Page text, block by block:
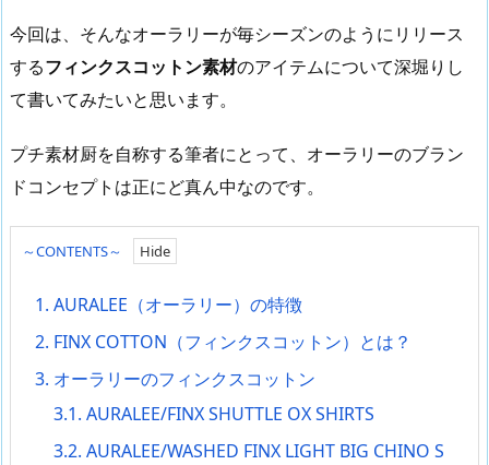
今回は、そんなオーラリーが毎シーズンのようにリリース
するフィンクスコットン素材のアイテムについて深堀りし
て書いてみたいと思います。
プチ素材厨を自称する筆者にとって、オーラリーのブラン
ドコンセプトは正にど真ん中なのです。
～CONTENTS～
1. AURALEE（オーラリー）の特徴
2. FINX COTTON（フィンクスコットン）とは？
3. オーラリーのフィンクスコットン
3.1. AURALEE/FINX SHUTTLE OX SHIRTS
3.2. AURALEE/WASHED FINX LIGHT BIG CHINO S